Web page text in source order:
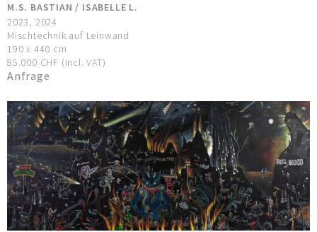
M.S. BASTIAN / ISABELLE L.
2023, 2024
Mischtechnik auf Leinwand
190 x 440 cm
85.000 CHF (incl. VAT)
Anfrage